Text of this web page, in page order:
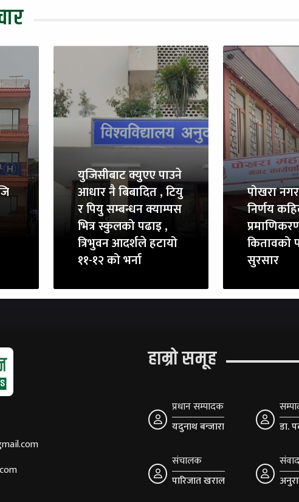
युजिसीबाट क्युएए पाउने
आधार नै बिबादित , टियु
र पियु सम्बन्धन क्याम्पस
भित्र स्कुलको पढाइ ,
त्रिभुवन आदर्शले हटायो
११-१२ को भर्ना
पोखरा
निर्णय
कितावको
सुरसार
हाम्रो समूह
प्रधान सम्पादक
यदुनाथ बन्जारा
डा.
संचालक
पारिजात खराल